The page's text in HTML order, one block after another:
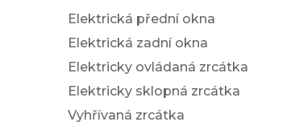
Elektrická přední okna
Elektrická zadní okna
Elektricky ovládaná zrcátka
Elektricky sklopná zrcátka
Vyhřívaná zrcátka